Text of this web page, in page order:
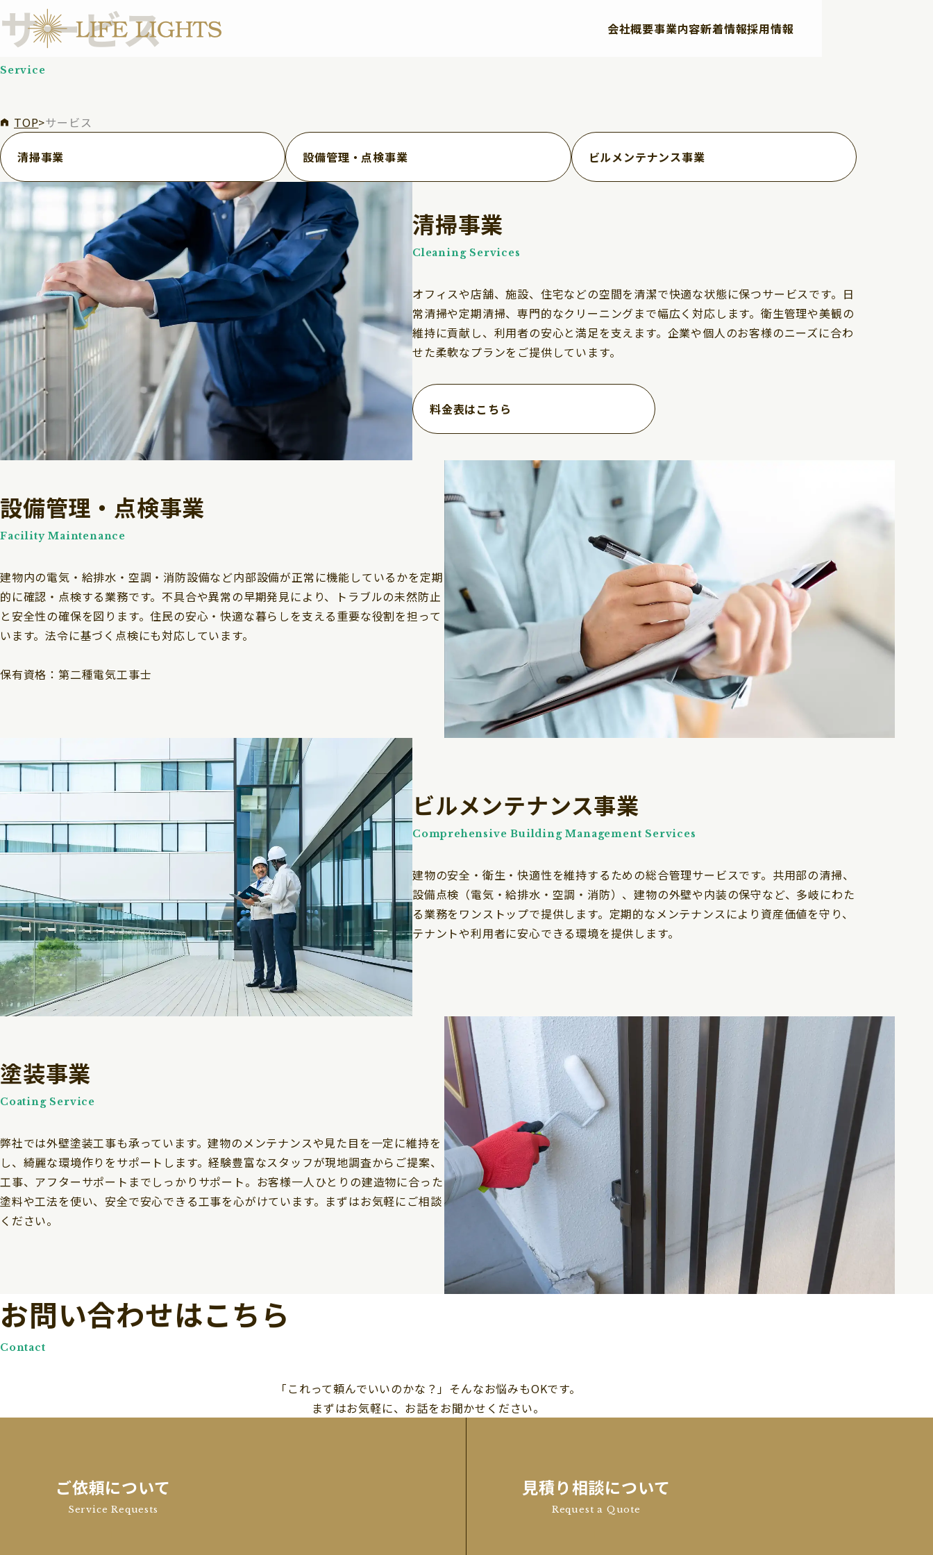
会社概要事業内容新着情報採用情報
サービス
Service
TOP>サービス
清掃事業 設備管理・点検事業 ビルメンテナンス事業
清掃事業
Cleaning Services
オフィスや店舗、施設、住宅などの空間を清潔で快適な状態に保つサービスです。日
常清掃や定期清掃、専門的なクリーニングまで幅広く対応します。衛生管理や美観の
維持に貢献し、利用者の安心と満足を支えます。企業や個人のお客様のニーズに合わ
せた柔軟なプランをご提供しています。
料金表はこちら
設備管理・点検事業
Facility Maintenance
建物内の電気・給排水・空調・消防設備など内部設備が正常に機能しているかを定期
的に確認・点検する業務です。不具合や異常の早期発見により、トラブルの未然防止
と安全性の確保を図ります。住民の安心・快適な暮らしを支える重要な役割を担って
います。法令に基づく点検にも対応しています。
保有資格：第二種電気工事士
ビルメンテナンス事業
Comprehensive Building Management Services
建物の安全・衛生・快適性を維持するための総合管理サービスです。共用部の清掃、
設備点検（電気・給排水・空調・消防）、建物の外壁や内装の保守など、多岐にわた
る業務をワンストップで提供します。定期的なメンテナンスにより資産価値を守り、
テナントや利用者に安心できる環境を提供します。
塗装事業
Coating Service
弊社では外壁塗装工事も承っています。建物のメンテナンスや見た目を一定に維持を
し、綺麗な環境作りをサポートします。経験豊富なスタッフが現地調査からご提案、
工事、アフターサポートまでしっかりサポート。お客様一人ひとりの建造物に合った
塗料や工法を使い、安全で安心できる工事を心がけています。まずはお気軽にご相談
ください。
お問い合わせはこちら
Contact
「これって頼んでいいのかな？」そんなお悩みもOKです。
まずはお気軽に、お話をお聞かせください。
ご依頼について
Service Requests
見積り相談について
Request a Quote